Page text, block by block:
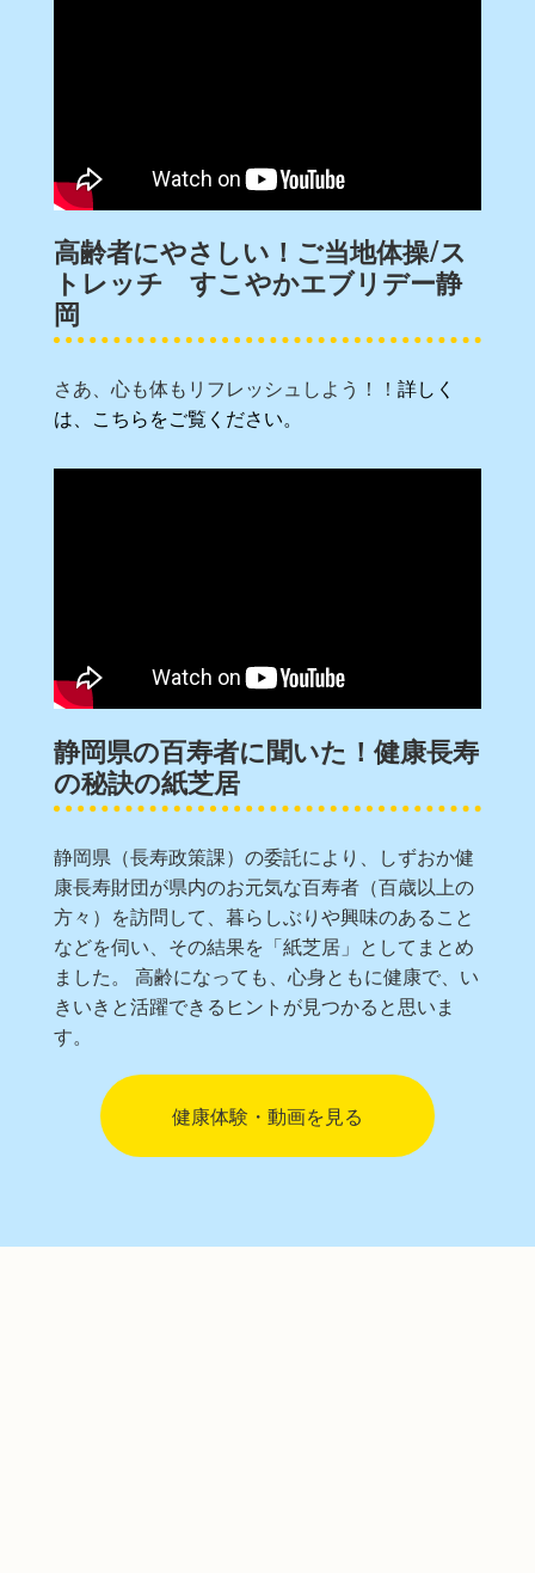
高齢者にやさしい！ご当地体操/ス
トレッチ すこやかエブリデー静
岡
さあ、心も体もリフレッシュしよう！！ 詳しく
は、こちらをご覧ください。
静岡県の百寿者に聞いた！健康長寿
の秘訣の紙芝居
静岡県（長寿政策課）の委託により、しずおか健
康長寿財団が県内のお元気な百寿者（百歳以上の
方々）を訪問して、暮らしぶりや興味のあること
などを伺い、その結果を「紙芝居」としてまとめ
ました。 高齢になっても、心身ともに健康で、い
きいきと活躍できるヒントが見つかると思いま
す。
健康体験・動画を見る